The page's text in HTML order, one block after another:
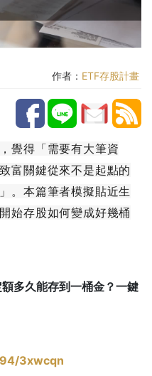
作者： ETF存股計畫
覺得「需要有大筆資
富關鍵從來不是起點的
。本篇筆者模擬貼近生
始存股如何變成好幾桶
多久能存到一桶金？一鍵
3xwcqn